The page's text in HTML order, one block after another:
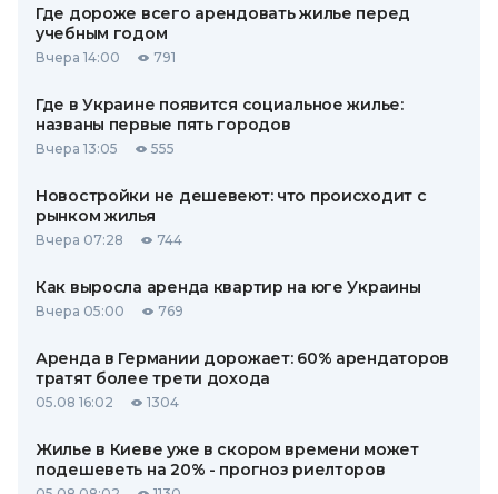
Где дороже всего арендовать жилье перед
учебным годом
Вчера 14:00 791
Где в Украине появится социальное жилье:
названы первые пять городов
Вчера 13:05 555
Новостройки не дешевеют: что происходит с
рынком жилья
Вчера 07:28 744
Как выросла аренда квартир на юге Украины
Вчера 05:00 769
Аренда в Германии дорожает: 60% арендаторов
тратят более трети дохода
05.08 16:02 1304
Жилье в Киеве уже в скором времени может
подешеветь на 20% - прогноз риелторов